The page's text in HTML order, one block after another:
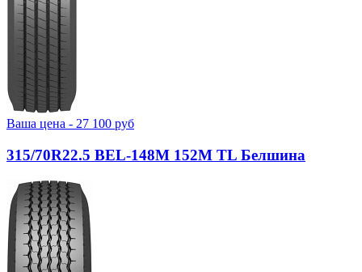
Ваша цена - 27 100 руб
315/70R22.5 BEL-148М 152M TL Белшина